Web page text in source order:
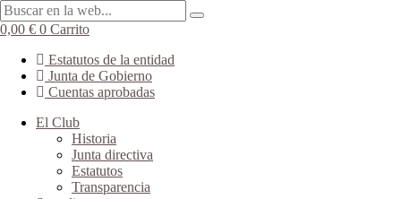
0,00 € 0 Carrito
Estatutos de la entidad
Junta de Gobierno
Cuentas aprobadas
El Club
Historia
Junta directiva
Estatutos
Transparencia